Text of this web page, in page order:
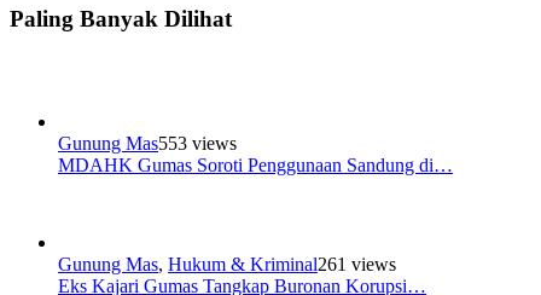
Paling Banyak Dilihat
Gunung Mas553 views
MDAHK Gumas Soroti Penggunaan Sandung di…
Gunung Mas, Hukum & Kriminal261 views
Eks Kajari Gumas Tangkap Buronan Korupsi…